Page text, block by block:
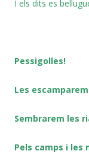
I els dits es
Pessigolles!
Les
Sembrarem les
Pels camps i les